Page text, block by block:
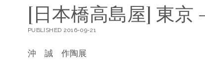
[日本橋高島屋] 東京
PUBLISHED 2016-09-21
沖 誠 作陶展